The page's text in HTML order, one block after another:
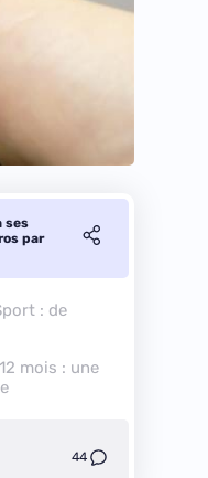
ses
par
: de
mois : une
44